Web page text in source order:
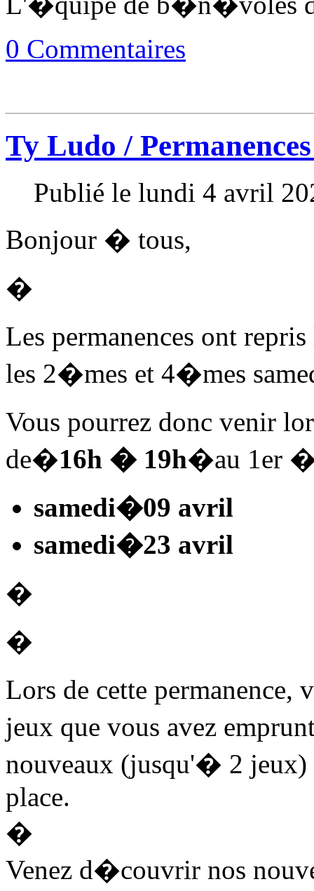
0 Commentaires
Ty Ludo /
Publié le lundi 4 avril
Bonjour � tous,
�
Les permanences ont
les 2�mes et 4�mes
Vous pourrez donc venir
de�16h � 19h�au 1er
samedi�09 avril
samedi�23 avril
�
�
Lors de cette
jeux que vous avez
nouveaux (jusqu'� 2
place.
�
Venez d�couvrir nos